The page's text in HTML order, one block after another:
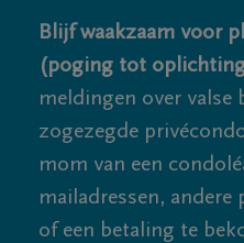
Blijf waakzaam voor
(poging tot
meldingen over valse
zogezegde
mom van een
mailadressen, andere
of een betaling te